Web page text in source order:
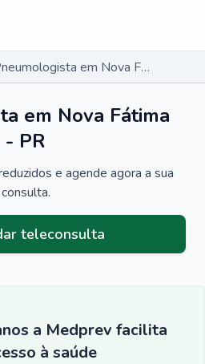
Pneumologista em Nova Fátima - PR
em Nova Fátima
- PR
e agende agora a sua
consulta.
teleconsulta
a Medprev facilita
à saúde